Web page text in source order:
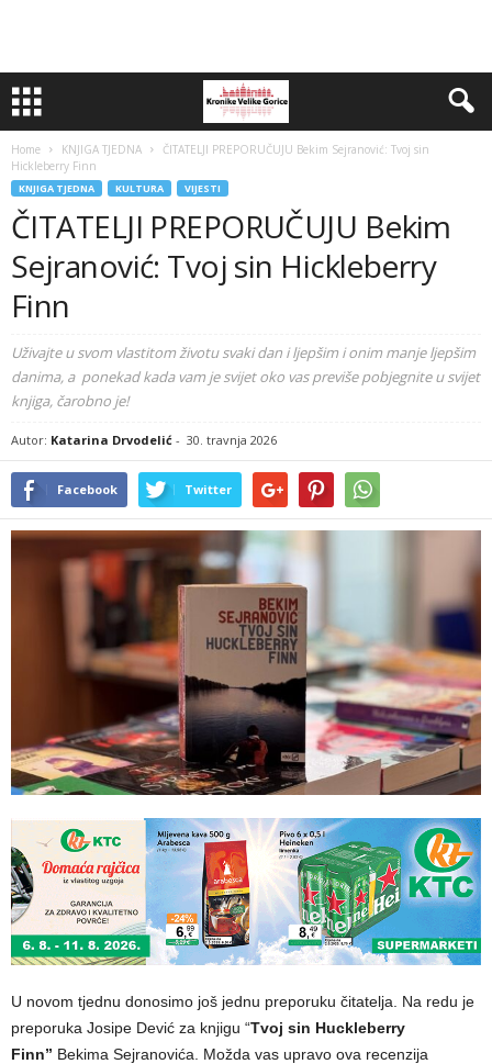
Home KNJIGA TJEDNA
ČITATELJI PREPORUČUJU Bekim Sejranović: Tvoj sin
Hickleberry Finn
KNJIGA TJEDNA KULTURA VIJESTI
ČITATELJI PREPORUČUJU Bekim
Sejranović: Tvoj sin Hickleberry
Finn
Uživajte u svom vlastitom životu svaki dan i ljepšim i onim manje ljepšim
danima, a ponekad kada vam je svijet oko vas previše pobjegnite u svijet
knjiga, čarobno je!
Autor: Katarina Drvodelić - 30. travnja 2026
Facebook Twitter
U novom tjednu donosimo još jednu preporuku čitatelja. Na redu je
preporuka Josipe Dević za knjigu “Tvoj sin Huckleberry
Finn” Bekima Sejranovića. Možda vas upravo ova recenzija